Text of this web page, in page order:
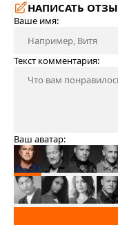
НАПИСАТЬ
Ваше имя:
Текст комментария:
Ваш аватар: